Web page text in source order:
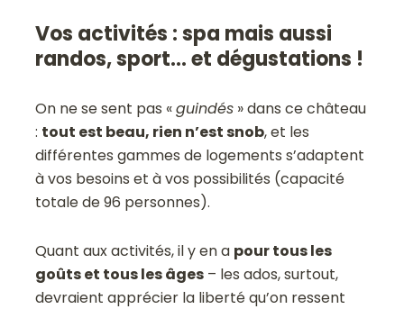
Vos activités : spa mais aussi
randos, sport... et dégustations !
On ne se sent pas «guindés » dans ce château
: tout est beau, rien n’est snob, et les
différentes gammes de logements s’adaptent
à vos besoins et à vos possibilités (capacité
totale de 96 personnes).
Quant aux activités, il y en a pour tous les
goûts et tous les âges – les ados, surtout,
devraient apprécier la liberté qu’on ressent